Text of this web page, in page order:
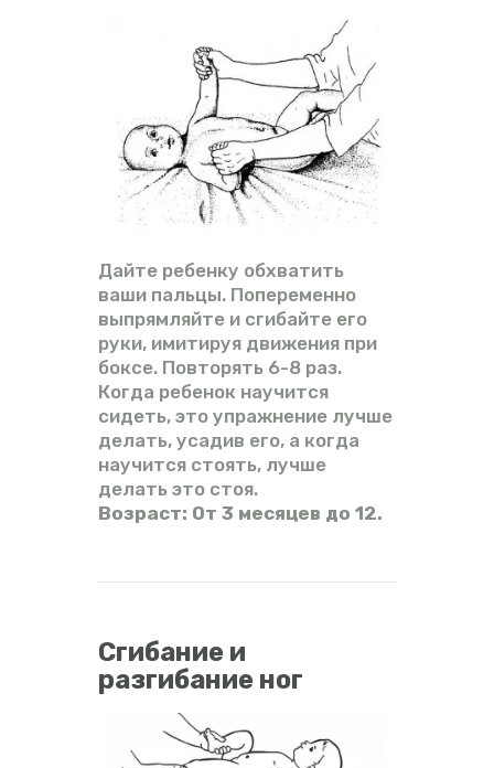
Дайте ребенку обхватить
ваши пальцы. Попеременно
выпрямляйте и сгибайте его
руки, имитируя движения при
боксе. Повторять 6-8 раз.
Когда ребенок научится
сидеть, это упражнение лучше
делать, усадив его, а когда
научится стоять, лучше
делать это стоя.
Возраст: От 3 месяцев до 12.
Сгибание и
разгибание ног